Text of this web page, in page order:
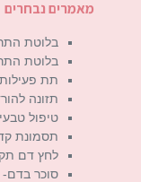
מאמרים נבחרים
בלוטת
בלוטת
תת
תזונה
טיפול
תסמונת
לחץ דם
סוכר בדם-